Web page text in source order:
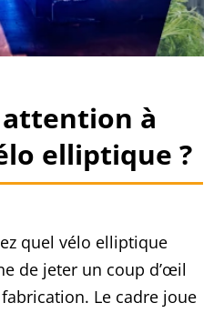
à
elliptique ?
quel vélo elliptique
de jeter un coup d’œil
Le cadre joue